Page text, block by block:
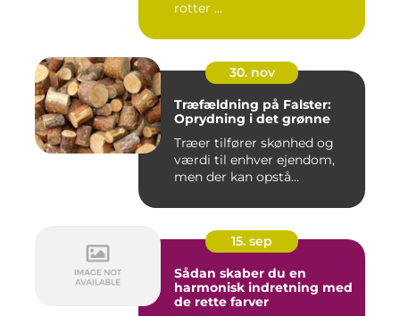
rotter ...
30. nov
Træfældning på Falster:
Oprydning i det grønne
Træer tilfører skønhed og
værdi til enhver ejendom,
men der kan opstå...
15. sep
Sådan skaber du en
harmonisk indretning med
de rette farver